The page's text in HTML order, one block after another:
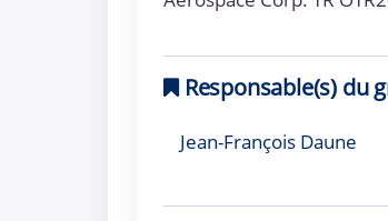
Responsable(s) du
Jean-François Daune